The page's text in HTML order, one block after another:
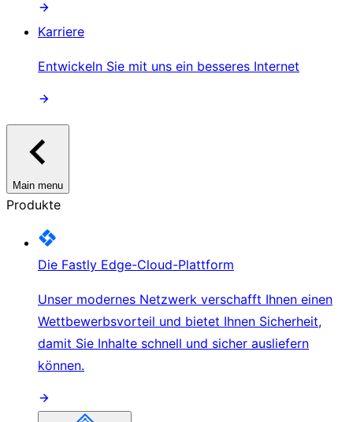
Karriere
Entwickeln Sie mit uns ein besseres Internet
Main menu
Produkte
Die Fastly Edge-Cloud-Plattform
Unser modernes Netzwerk verschafft Ihnen einen
Wettbewerbsvorteil und bietet Ihnen Sicherheit,
damit Sie Inhalte schnell und sicher ausliefern
können.